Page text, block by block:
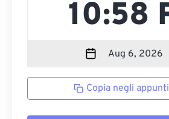
Copia negli appunti